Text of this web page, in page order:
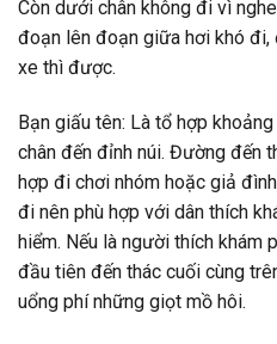
Còn dưới chân không đi vì
đoạn lên đoạn giữa hơi khó
xe thì được.
Bạn giấu tên: Là tổ hợp
chân đến đỉnh núi. Đường đến
hợp đi chơi nhóm hoặc giả
đi nên phù hợp với dân thích
hiểm. Nếu là người thích khám
đầu tiên đến thác cuối cùng
uổng phí những giọt mồ hôi.